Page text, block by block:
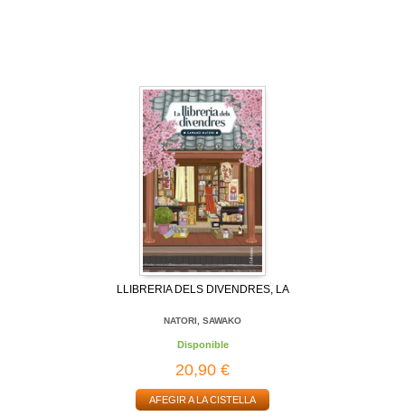
LLIBRERIA DELS DIVENDRES, LA
NATORI, SAWAKO
Disponible
20,90 €
AFEGIR A LA CISTELLA